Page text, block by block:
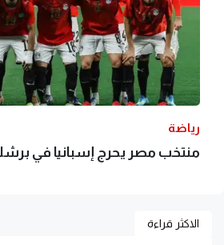
رياضة
منتخب مصر يحرج إسبانيا في
الاكثر قراءة